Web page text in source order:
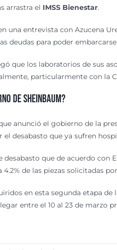
arrastra el IMSS Bienestar.
una entrevista con Azucena
deudas para poder
que los laboratorios de sus
particularmente con la
de Sheinbaum?
anunció el gobierno de la
desabasto que ya sufren
que de acuerdo
de las piezas solicitadas
en esta segunda etapa
entre el 10 al 23 de marzo